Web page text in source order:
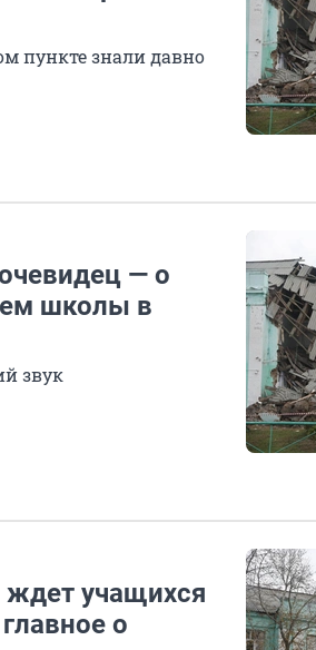
пункте знали давно
— о
школы в
звук
ждет учащихся
о